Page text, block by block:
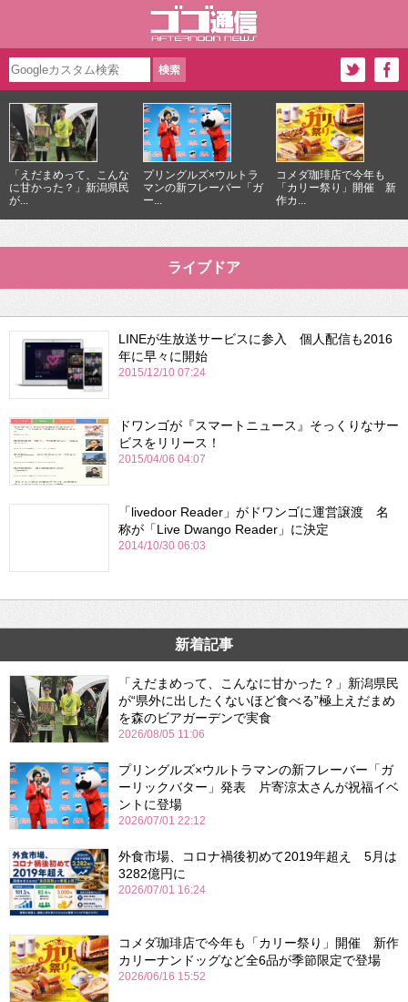
「えだまめって、こんな
に甘かった？」新潟県民
が...
プリングルズ×ウルトラ
マンの新フレーバー「ガ
ー...
コメダ珈琲店で今年も
「カリー祭り」開催 新
作カ...
ライブドア
LINEが生放送サービスに参入 個人配信も2016
年に早々に開始
2015/12/10 07:24
ドワンゴが『スマートニュース』そっくりなサー
ビスをリリース！
2015/04/06 04:07
「livedoor Reader」がドワンゴに運営譲渡 名
称が「Live Dwango Reader」に決定
2014/10/30 06:03
新着記事
「えだまめって、こんなに甘かった？」新潟県民
が“県外に出したくないほど食べる”極上えだまめ
を森のビアガーデンで実食
2026/08/05 11:06
プリングルズ×ウルトラマンの新フレーバー「ガ
ーリックバター」発表 片寄涼太さんが祝福イベ
ントに登場
2026/07/01 22:12
外食市場、コロナ禍後初めて2019年超え 5月は
3282億円に
2026/07/01 16:24
コメダ珈琲店で今年も「カリー祭り」開催 新作
カリーナンドッグなど全6品が季節限定で登場
2026/06/16 15:52